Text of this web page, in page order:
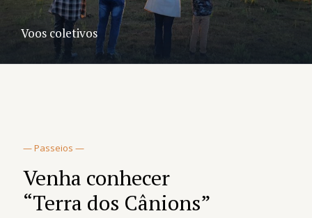
Voos coletivos
— Passeios —
Venha conhecer
“Terra dos Cânions”